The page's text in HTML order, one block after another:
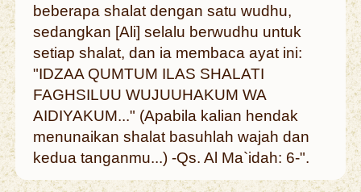
beberapa shalat dengan satu wudhu,
sedangkan [Ali] selalu berwudhu untuk
setiap shalat, dan ia membaca ayat ini:
"IDZAA QUMTUM ILAS SHALATI
FAGHSILUU WUJUUHAKUM WA
AIDIYAKUM..." (Apabila kalian hendak
menunaikan shalat basuhlah wajah dan
kedua tanganmu...) -Qs. Al Ma`idah: 6-".